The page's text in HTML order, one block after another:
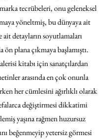
tecrübeleri, onu geleneksel
yöneltmiş, bu dünyaya ait
detayların soyutlamaları
ön plana çıkmaya başlamıştı.
kitabı için sanatçılardan
arasında en çok onunla
her cümlesini ağırlıklı olarak
değiştirmesi dikkatimi
yaşına rağmen huzursuz
beğenmeyip yetersiz görmesi